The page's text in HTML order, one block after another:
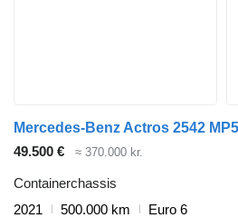
Mercedes-Benz Actros 2542
49.500 €
≈ 370.000 kr.
Containerchassis
2021
500.000 km
Euro 6